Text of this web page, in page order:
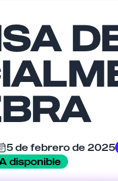
5 de febrero de 2025
disponible
Email